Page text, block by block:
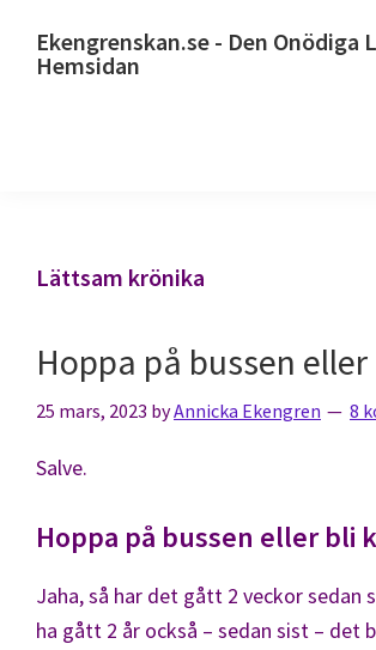
Ekengrenskan.se - Den Onödiga
Hemsidan
Lättsam krönika
Hoppa på bussen
25 mars, 2023 byAnnicka Ekengren 8
Salve.
Hoppa på bussen eller bli
Jaha, så har det gått 2 veckor sedan
ha gått 2 år också – sedan sist – det